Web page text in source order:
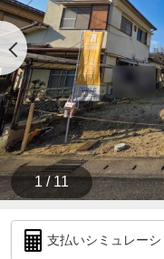
1 / 11
支払いシミュレーシ